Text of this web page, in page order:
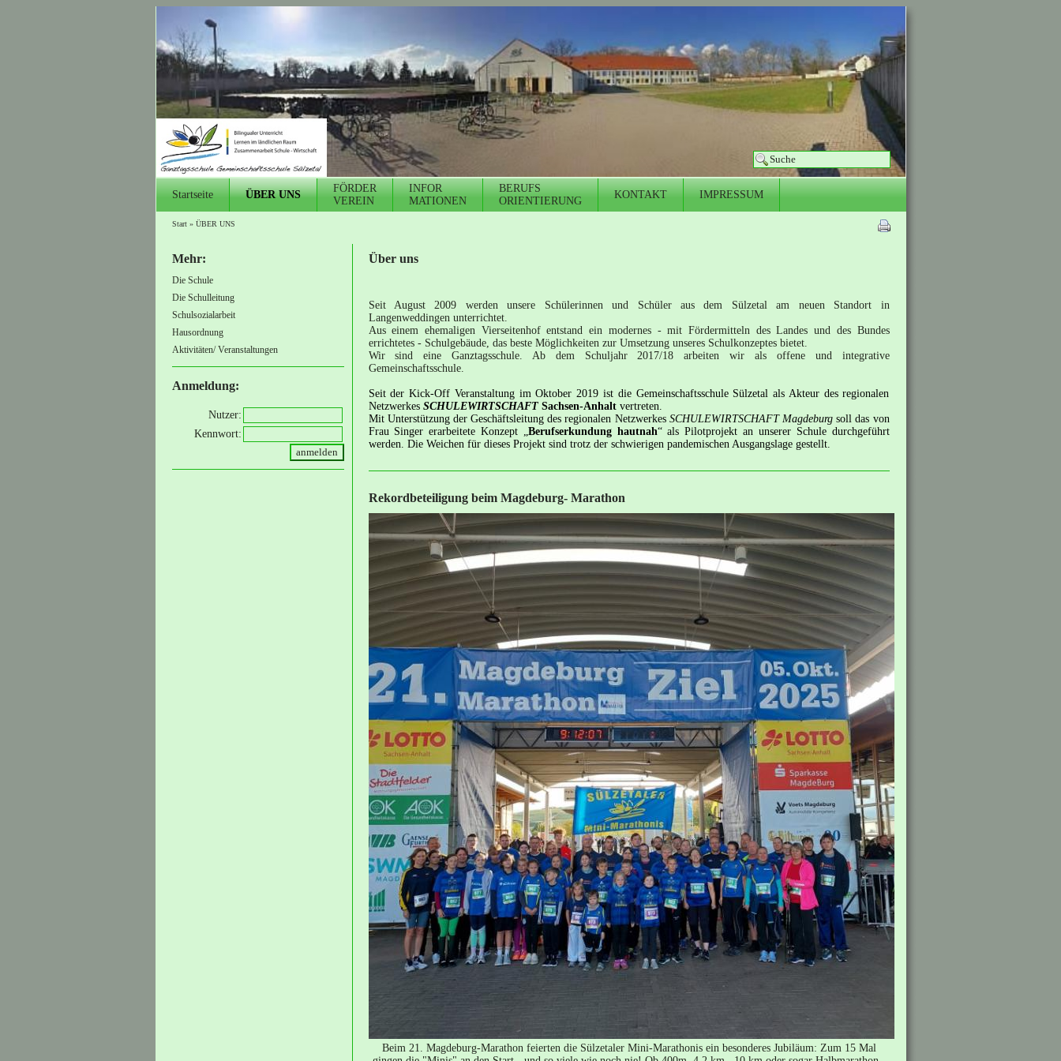
Startseite ÜBER UNS
FÖRDER
VEREIN
INFOR
MATIONEN
BERUFS
ORIENTIERUNG
KONTAKT IMPRESSUM
Start» ÜBER UNS
Mehr:
Die Schule
Die Schulleitung
Schulsozialarbeit
Hausordnung
Aktivitäten/ Veranstaltungen
Anmeldung:
Nutzer:
Kennwort:
Über uns
Seit August 2009 werden unsere Schülerinnen und Schüler aus dem Sülzetal am neuen Standort in
Langenweddingen unterrichtet.
Aus einem ehemaligen Vierseitenhof entstand ein modernes - mit Fördermitteln des Landes und des Bundes
errichtetes - Schulgebäude, das beste Möglichkeiten zur Umsetzung unseres Schulkonzeptes bietet.
Wir sind eine Ganztagsschule. Ab dem Schuljahr 2017/18 arbeiten wir als offene und integrative
Gemeinschaftsschule.
Seit der Kick-Off Veranstaltung im Oktober 2019 ist die Gemeinschaftsschule Sülzetal als Akteur des regionalen
Netzwerkes SCHULEWIRTSCHAFTSachsen-Anhal t vertreten.
Mit Unterstützung der Geschäftsleitung des regionalen Netzwerkes SCHULEWIRTSCHAFT Magdeburgsoll das von
Frau Singer erarbeitete Konzept „ Berufserkundung hautnah“ als Pilotprojekt an unserer Schule durchgeführt
werden. Die Weichen für dieses Projekt sind trotz der schwierigen pandemischen Ausgangslage gestellt.
Rekordbeteiligung beim Magdeburg- Marathon
Beim 21. Magdeburg-Marathon feierten die Sülzetaler Mini-Marathonis ein besonderes Jubiläum: Zum 15 Mal